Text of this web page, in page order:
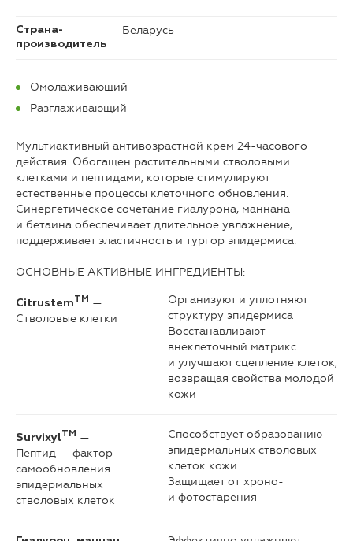
Страна-
производитель
Беларусь
Омолаживающий
Разглаживающий
Мультиактивный антивозрастной крем 24-часового
действия. Обогащен растительными стволовыми
клетками и пептидами, которые стимулируют
естественные процессы клеточного обновления.
Синергетическое сочетание гиалурона, маннана
и бетаина обеспечивает длительное увлажнение,
поддерживает эластичность и тургор эпидермиса.
ОСНОВНЫЕ АКТИВНЫЕ ИНГРЕДИЕНТЫ:
CitrustemTM —
Стволовые клетки
Организуют и уплотняют
структуру эпидермиса
Восстанавливают
внеклеточный матрикс
и улучшают сцепление клеток,
возвращая свойства молодой
кожи
SurvixylTM —
Пептид — фактор
самообновления
эпидермальных
стволовых клеток
Способствует образованию
эпидермальных стволовых
клеток кожи
Защищает от хроно-
и фотостарения